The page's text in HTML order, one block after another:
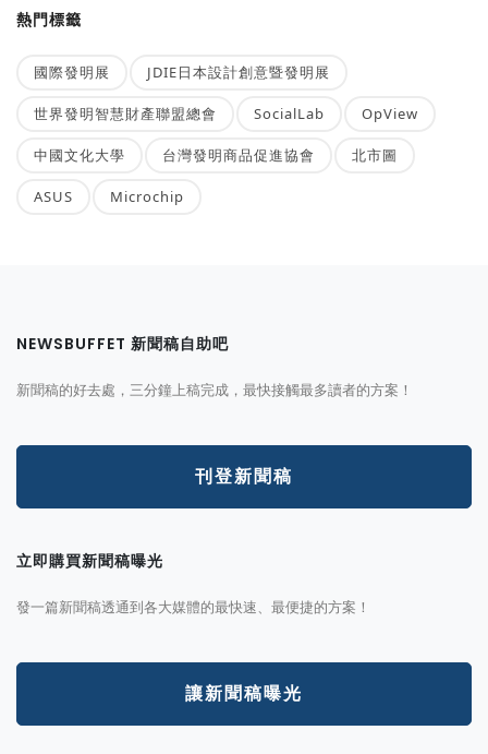
熱門標籤
國際發明展 JDIE日本設計創意暨發明展
世界發明智慧財產聯盟總會 SocialLab OpView
中國文化大學 台灣發明商品促進協會 北市圖
ASUS Microchip
NEWSBUFFET 新聞稿自助吧
新聞稿的好去處，三分鐘上稿完成，最快接觸最多讀者的方案！
刊登新聞稿
立即購買新聞稿曝光
發一篇新聞稿透通到各大媒體的最快速、最便捷的方案！
讓新聞稿曝光